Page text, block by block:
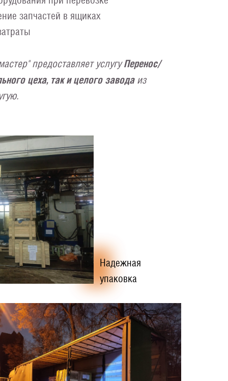
запчастей в ящиках
предоставляет услугуПеренос/
цеха, так и целого завода из
Надежная
упаковка